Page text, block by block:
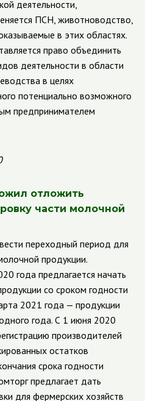
деятельности,
ПСН, животноводство,
в этих областях.
право объединить
деятельности в области
в целях
потенциально возможного
предпринимателем
отложить
части молочной
переходный период для
продукции.
года предлагается начать
со сроком годности
2021 года — продукции
года. С 1 июня 2020
производителей
остатков
срока годности
предлагает дать
для фермерских хозяйств